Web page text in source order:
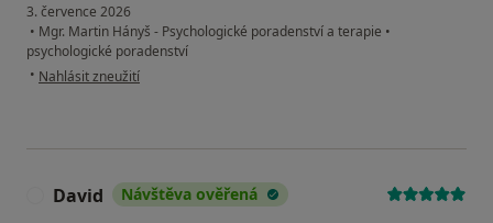
3. července 2026
• Mgr. Martin Hányš - Psychologické poradenství a terapie •
psychologické poradenství
• podle názoru uživatele Simona
Nahlásit zneužití
David Návštěva ověřená